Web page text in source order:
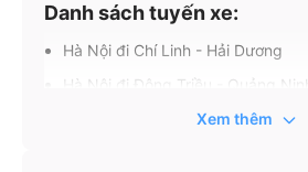
Danh sách tuyến xe:
Hà Nội đi Chí Linh - Hải Dương
Hà Nội đi Đông Triều - Quảng Ninh
Hà Nội đi Uông Bí - Quảng Ninh
Xem thêm